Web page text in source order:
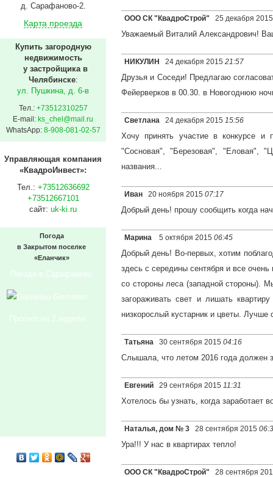
д. Сарафаново-2.
Карта проезда
Купить загородную
недвижимость
у застройщика в
Челябинске:
ул. Пушкина, д. 6-в
Тел.: +73512310257
E-mail: ks_chel@mail.ru
WhatsApp: 8-908-081-02-57
Управляющая компания
«КвадроИнвест»:
Тел.: +73512636692
+73512667101
сайт: uk-ki.ru
Погода
в Закрытом поселке
«Еланчик»
Погода в Сарафаново
Gismeteo
Прогноз на 2 недели
ООО СК "КвадроСтрой" 25 декабря
Уважаемый Виталий Александрович!
НИКУЛИН 24 декабря 2015 21:57
Друзья и Соседи! Предлагаю
Фейерверков в 00.30. в Новогоднюю
Светлана 24 декабря 2015 15:56
Хочу принять участие в конкурсе и
"Сосновая", "Березовая", "Еловая",
названия...
Иван 20 ноября 2015 07:17
Добрый день! прошу сообщить когда
Марина 5 октября 2015 06:45
Добрый день! Во-первых, хотим
здесь с середины сентября и все
со стороны леса (западной стороны).
загораживать свет и лишать
низкорослый кустарник и цветы.
Татьяна 30 сентября 2015 04:16
Слышала, что летом 2016 года должен
Евгений 29 сентября 2015 11:31
Хотелось бы узнать, когда заработает
Наталья, дом № 3 28 сентября 2015
Ура!!! У нас в квартирах тепло!
ООО СК "КвадроСтрой" 28 сентября